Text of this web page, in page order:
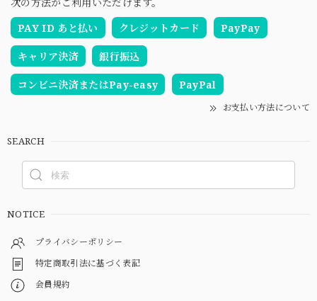
PAY ID あと払い
クレジットカード PayPay
キャリア決済 銀行振込
コンビニ決済またはPay-easy PayPal
お支払い方法について
SEARCH
NOTICE
プライバシーポリシー
特定商取引法に基づく表記
会員規約